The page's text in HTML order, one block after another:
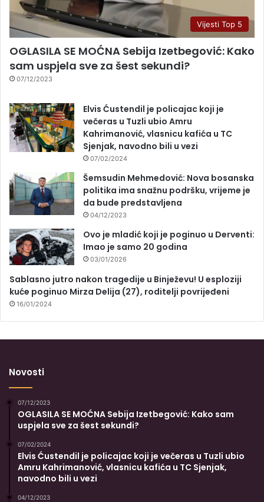
Vijesti Top 5
OGLASILA SE MOĆNA Sebija Izetbegović: Kako
sam uspjela sve za šest sekundi?
07/12/2023
Elvis Ćustendil je policajac koji je
večeras u Tuzli ubio Amru
Kahrimanović, vlasnicu kafića u TC
Sjenjak, navodno bili u vezi
07/02/2024
Šemsudin Mehmedović: Nova bosanska
politika ima snažnu podršku, vrijeme je
da bude predstavljena
04/12/2023
Ovo je mladić koji je poginuo u Derventi:
Imao je samo 20 godina
03/01/2026
Sablasno jutro nakon tragedije u Binježevu! U esploziji
kuće poginuo Mirza Delija (27), roditelji povrijeđeni
16/01/2024
Novosti
07/12/2023
OGLASILA SE MOĆNA Sebija Izetbegović: Kako sam
uspjela sve za šest sekundi?
07/02/2024
Elvis Ćustendil je policajac koji je večeras u Tuzli ubio
Amru Kahrimanović, vlasnicu kafića u TC Sjenjak,
navodno bili u vezi
04/12/2023